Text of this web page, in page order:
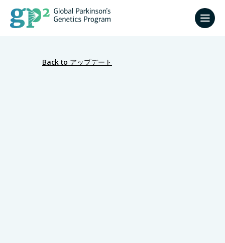
Back to アップデート